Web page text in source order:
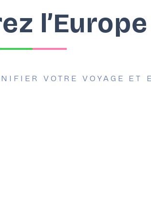
l’Europe
VOTRE VOYAGE ET